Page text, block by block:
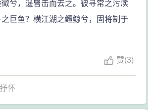
兮，遥曾击而去之。彼寻常之污渎
巨鱼？横江湖之鳣鲸兮，固将制于
赞(3)
抒怀